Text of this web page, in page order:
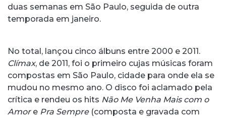
duas semanas em São Paulo, seguida de outra
temporada em janeiro.
No total, lançou cinco álbuns entre 2000 e 2011.
Clímax, de 2011, foi o primeiro cujas músicas foram
compostas em São Paulo, cidade para onde ela se
mudou no mesmo ano. O disco foi aclamado pela
crítica e rendeu os hits Não Me Venha Mais com o
Amore Pra Sempre(composta e gravada com